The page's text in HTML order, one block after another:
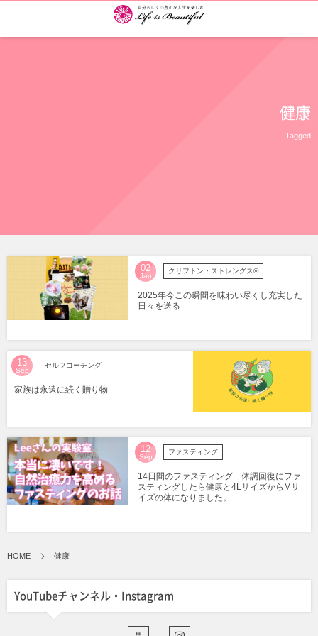
健康
Tagged
02
Jan
クリフトン・ストレングス®
2025年今この瞬間を味わい尽くし充実した
日々を送る
13
Sep
セルフコーチング
家族は永遠に続く贈り物
12
Sep
ファスティング
14日間のファスティング 体調回復にファ
スティングしたら健康と4LサイズからMサ
イズの体になりました。
HOME 健康
YouTubeチャンネル・Instagram